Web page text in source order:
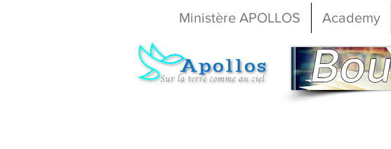
Ministère APOLLOS Academy